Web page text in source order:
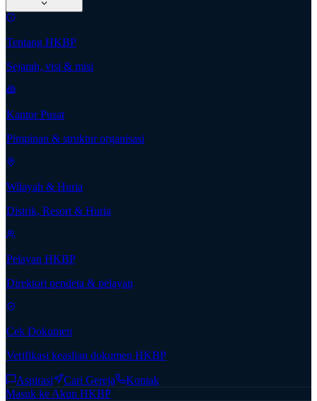
Tentang HKBP
Sejarah, visi & misi
Kantor Pusat
Pimpinan & struktur organisasi
Wilayah & Huria
Distrik, Resort & Huria
Pelayan HKBP
Direktori pendeta & pelayan
Cek Dokumen
Verifikasi keaslian dokumen HKBP
Aspirasi Cari Gereja
Kontak
Masuk ke Akun HKBP